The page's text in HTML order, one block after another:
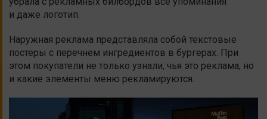
и даже логотип.
Наружная реклама представляла собой текстовые
постеры с перечнем ингредиентов в бургерах. При
этом покупатели не только узнали, чья это реклама, но
и какие элементы меню рекламируются.